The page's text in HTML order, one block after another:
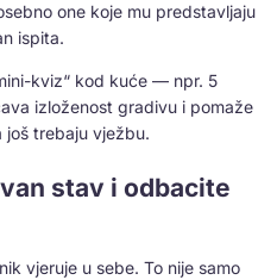
one koje mu predstavljaju
ispita.
kviz“ kod kuće — npr. 5
izloženost gradivu i pomaže
još trebaju vježbu.
stav i odbacite
vjeruje u sebe. To nije samo